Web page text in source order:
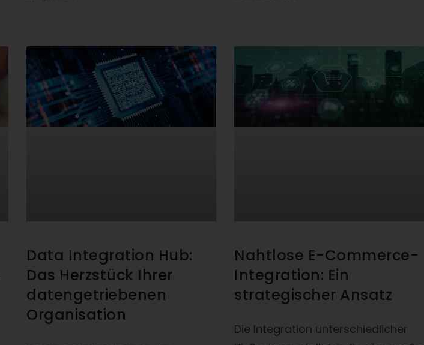
Data Integration Hub:
Das Herzstück Ihrer
datengetriebenen
Organisation
Nahtlose E-Commerce-
Integration: Ein
strategischer Ansatz
Die Integration unterschiedlicher